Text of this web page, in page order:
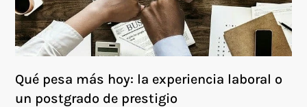
Qué pesa más hoy: la experiencia laboral o
un postgrado de prestigio